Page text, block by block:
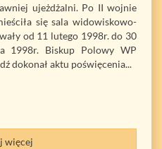
ujeżdżalni. Po II wojnie
się sala widowiskowo-
od 11 lutego 1998r. do 30
1998r. Biskup Polowy WP
dokonał aktu poświęcenia...
więcej